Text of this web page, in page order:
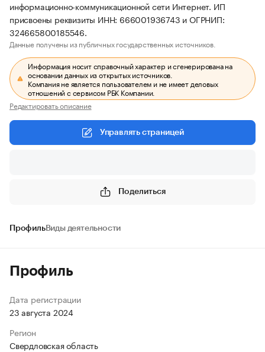
информационно-коммуникационной сети Интернет. ИП
присвоены реквизиты ИНН: 666001936743 и ОГРНИП:
324665800185546.
Данные получены из публичных государственных источников.
Информация носит справочный характер и сгенерирована на
основании данных из открытых источников.
Компания не является пользователем и не имеет деловых
отношений с сервисом РБК Компании.
Редактировать описание
Управлять страницей
Поделиться
ПрофильВиды деятельности
Профиль
Дата регистрации
23 августа 2024
Регион
Свердловская область